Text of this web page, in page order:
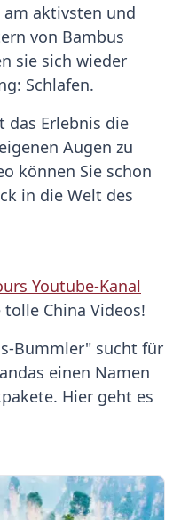
am aktivsten und
von Bambus
sie sich wieder
Schlafen.
das Erlebnis die
Augen zu
können Sie schon
in die Welt des
Youtube-Kanal
China Videos!
Bummler" sucht für
einen Namen
Hier geht es